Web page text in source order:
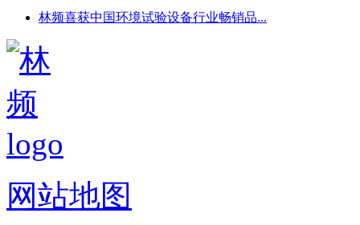
林频喜获中国环境试验设备行业畅销品...
网站地图